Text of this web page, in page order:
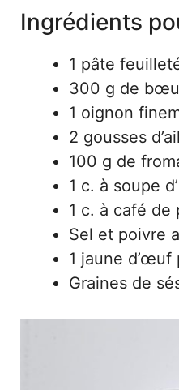
Ingrédients
1 pâte
300 g de
1 oignon
2 gousses
100 g de
1 c. à soupe
1 c. à café de
Sel et poivre
1 jaune d’œuf
Graines de